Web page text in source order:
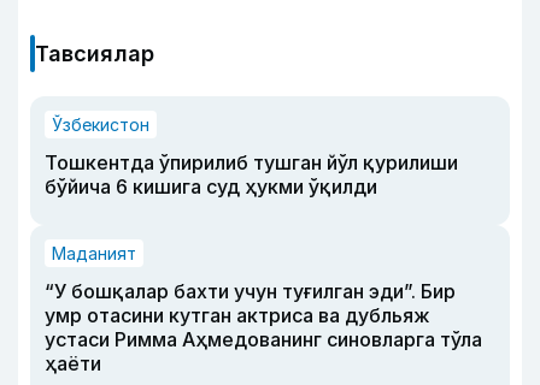
Тавсиялар
Ўзбекистон
Тошкентда ўпирилиб тушган йўл қурилиши
бўйича 6 кишига суд ҳукми ўқилди
Маданият
“У бошқалар бахти учун туғилган эди”. Бир
умр отасини кутган актриса ва дубльяж
устаси Римма Аҳмедованинг синовларга тўла
ҳаёти